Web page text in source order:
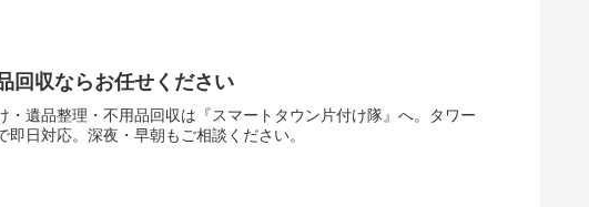
回収ならお任せください
遺品整理・不用品回収は『スマートタウン片付け隊』へ。タワー
日対応。深夜・早朝もご相談ください。